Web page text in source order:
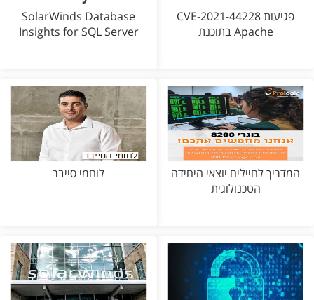
CVE-2021-44228 פגיעות
בתוכנת Apache
SolarWinds Database
Insights for SQL Server
המדריך לחיילים יוצאי היחידה
הטכנולוגית
לוחמי סייבר